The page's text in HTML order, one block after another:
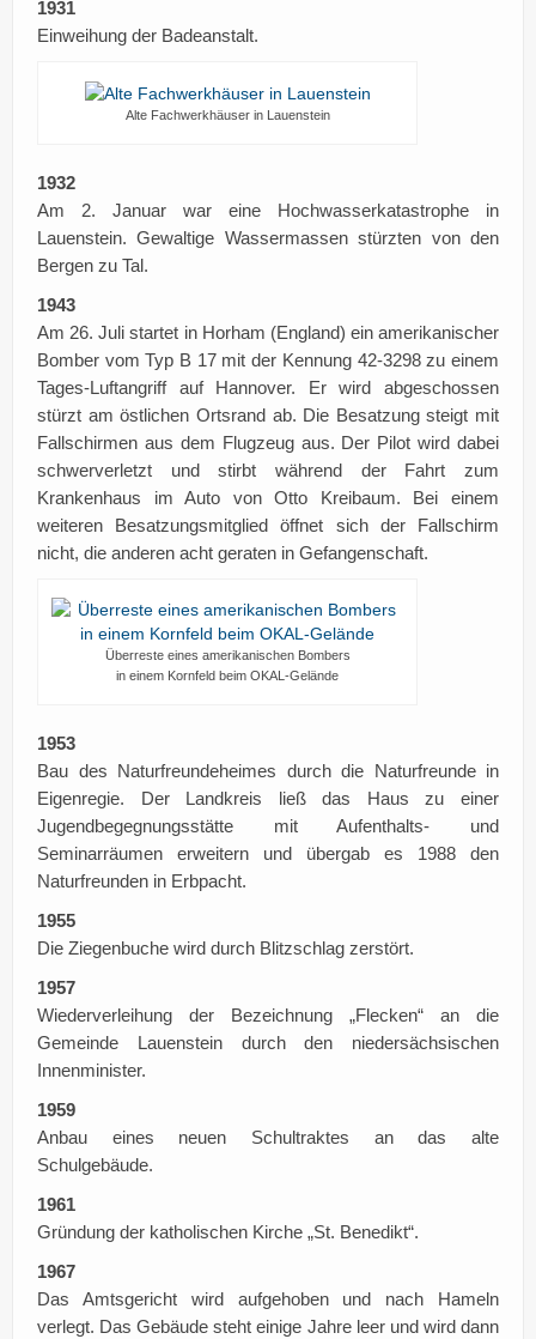
1931
Einweihung der Badeanstalt.
Alte Fachwerkhäuser in Lauenstein
1932
Am 2. Januar war eine Hochwasserkatastrophe in
Lauenstein. Gewaltige Wassermassen stürzten von den
Bergen zu Tal.
1943
Am 26. Juli startet in Horham (England) ein amerikanischer
Bomber vom Typ B 17 mit der Kennung 42-3298 zu einem
Tages-Luftangriff auf Hannover. Er wird abgeschossen
stürzt am östlichen Ortsrand ab. Die Besatzung steigt mit
Fallschirmen aus dem Flugzeug aus. Der Pilot wird dabei
schwerverletzt und stirbt während der Fahrt zum
Krankenhaus im Auto von Otto Kreibaum. Bei einem
weiteren Besatzungsmitglied öffnet sich der Fallschirm
nicht, die anderen acht geraten in Gefangenschaft.
Überreste eines amerikanischen Bombers
in einem Kornfeld beim OKAL-Gelände
1953
Bau des Naturfreundeheimes durch die Naturfreunde in
Eigenregie. Der Landkreis ließ das Haus zu einer
Jugendbegegnungsstätte mit Aufenthalts- und
Seminarräumen erweitern und übergab es 1988 den
Naturfreunden in Erbpacht.
1955
Die Ziegenbuche wird durch Blitzschlag zerstört.
1957
Wiederverleihung der Bezeichnung „Flecken“ an die
Gemeinde Lauenstein durch den niedersächsischen
Innenminister.
1959
Anbau eines neuen Schultraktes an das alte
Schulgebäude.
1961
Gründung der katholischen Kirche „St. Benedikt“.
1967
Das Amtsgericht wird aufgehoben und nach Hameln
verlegt. Das Gebäude steht einige Jahre leer und wird dann